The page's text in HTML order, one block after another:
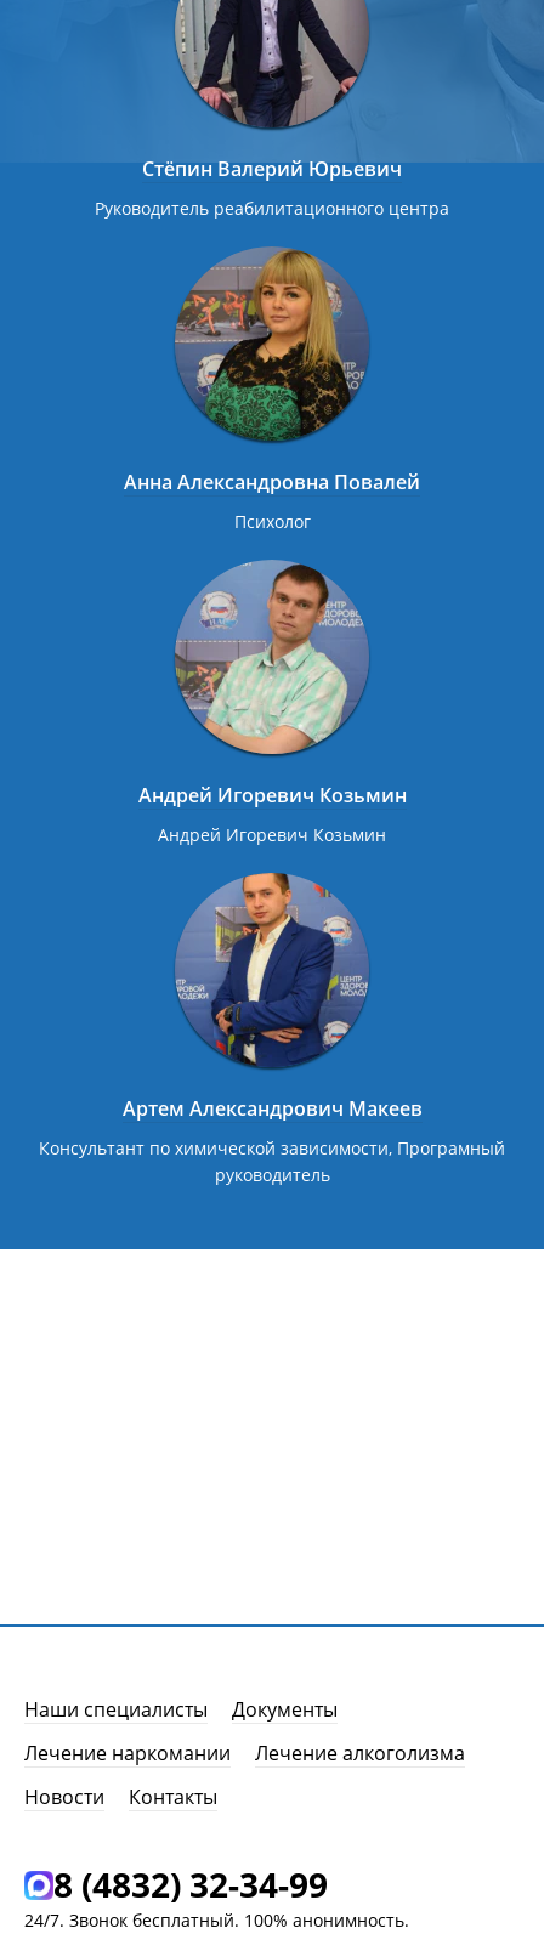
Стёпин Валерий Юрьевич
Руководитель реабилитационного центра
Анна Александровна Повалей
Психолог
Андрей Игоревич Козьмин
Андрей Игоревич Козьмин
Артем Александрович Макеев
Консультант по химической зависимости, Програмный
руководитель
Наши специалисты
Документы
Лечение наркомании
Лечение алкоголизма
Новости
Контакты
8 (4832) 32-34-99
24/7. Звонок бесплатный. 100% анонимность.